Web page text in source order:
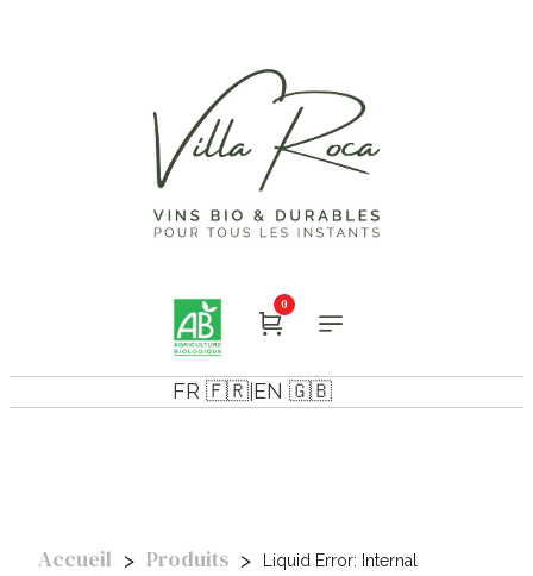
0
FR 🇫🇷 EN 🇬🇧
Accueil Produits Liquid Error: Internal